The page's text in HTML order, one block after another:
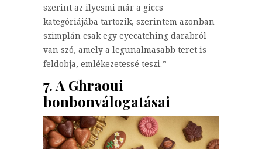
szerint az ilyesmi már a giccs
kategóriájába tartozik, szerintem azonban
szimplán csak egy eyecatching darabról
van szó, amely a legunalmasabb teret is
feldobja, emlékezetessé teszi.”
7. A Ghraoui
bonbonválogatásai